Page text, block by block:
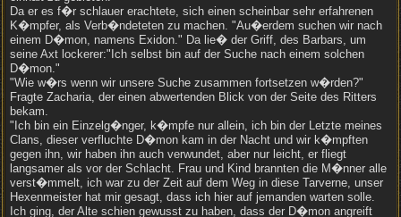
Da er es f�r schlauer erachtete, sich einen scheinbar sehr erfahrenen
K�mpfer, als Verb�ndeteten zu machen. "Au�erdem suchen wir nach
einem D�mon, namens Exidon." Da lie� der Griff, des Barbars, um
seine Axt lockerer:"Ich selbst bin auf der Suche nach einem solchen
D�mon."
"Wie w�rs wenn wir unsere Suche zusammen fortsetzen w�rden?"
Fragte Zacharia, der einen abwertenden Blick von der Seite des Ritters
bekam.
"Ich bin ein Einzelg�nger, k�mpfe nur allein, ich bin der Letzte meines
Clans, dieser verfluchte D�mon kam in der Nacht und wir k�mpften
gegen ihn, wir haben ihn auch verwundet, aber nur leicht, er fliegt
langsamer als vor der Schlacht. Frau und Kind brannten die M�nner alle
verst�mmelt, ich war zu der Zeit auf dem Weg in diese Tarverne, unser
Hexenmeister hat mir gesagt, dass ich hier auf jemanden warten solle.
Ich ging, der Alte schien gewusst zu haben, dass der D�mon angreift